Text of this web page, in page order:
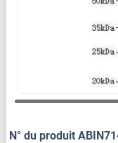
N° du produit